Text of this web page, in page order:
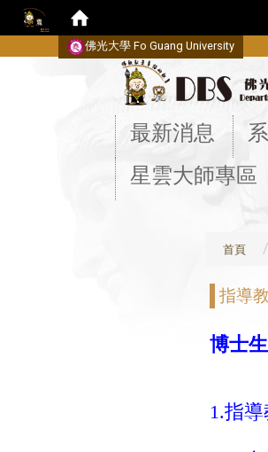
佛光大學 Fo Guang University
最新消息
星雲大師專區
首頁
指導
博士
1.指導